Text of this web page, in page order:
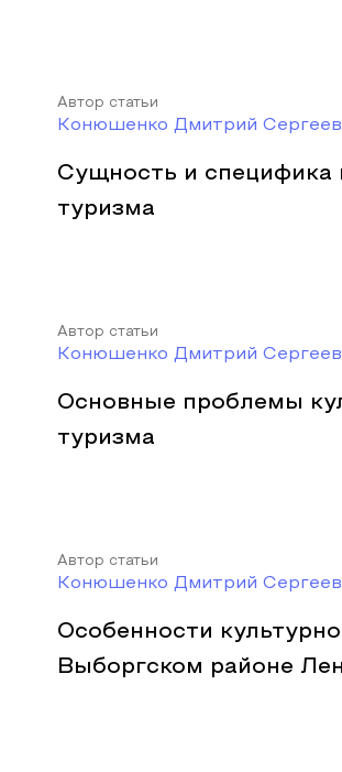
Автор статьи
Конюшенко Дмитрий
Сущность и специфика
туризма
Автор статьи
Конюшенко Дмитрий
Основные проблемы
туризма
Автор статьи
Конюшенко Дмитрий
Особенности
Выборгском районе